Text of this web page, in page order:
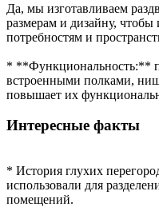
Да, мы изготавливаем
размерам и дизайну, чтобы
потребностям и
* **Функциональность:**
встроенными полками,
повышает их
Интересные факты
* История глухих
использовали для
помещений.